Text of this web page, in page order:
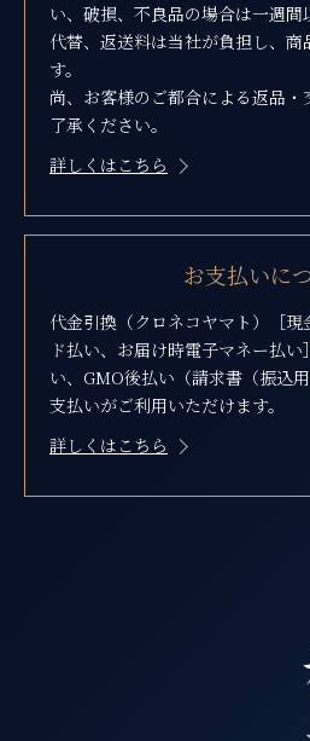
い、破損、不良品の場合は一週間
代替、返送料は当社が負担し、
す。
尚、お客様のご都合による返品
了承ください。
詳しくはこちら
お支払いに
代金引換（クロネコヤマト）［
ド払い、お届け時電子マネー払
い、GMO後払い（請求書（振込
支払いがご利用いただけます。
詳しくはこちら